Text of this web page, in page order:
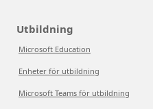
Utbildning
Microsoft Education
Enheter för utbildning
Microsoft Teams för utbildning